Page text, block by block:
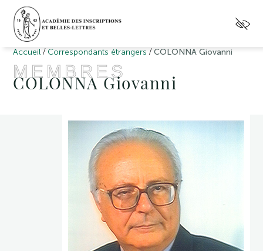
Accueil / Correspondants étrangers /COLONNA Giovanni
MEMBRES
COLONNA Giovanni